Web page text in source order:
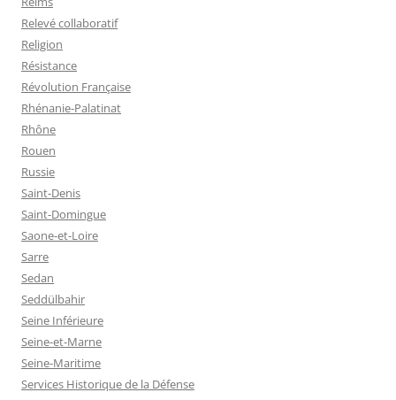
Relevé collaboratif
Religion
Résistance
Révolution Française
Rhénanie-Palatinat
Rhône
Rouen
Russie
Saint-Denis
Saint-Domingue
Saone-et-Loire
Sarre
Sedan
Seddülbahir
Seine Inférieure
Seine-et-Marne
Seine-Maritime
Services Historique de la Défense